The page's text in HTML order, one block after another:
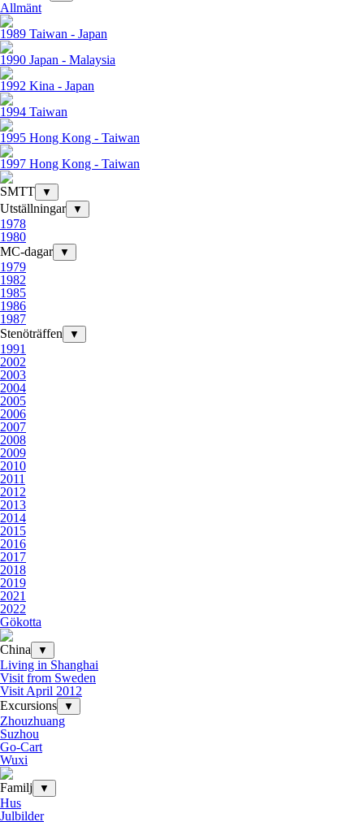
Allmänt
1989 Taiwan - Japan
1990 Japan - Malaysia
1992 Kina - Japan
1994 Taiwan
1995 Hong Kong - Taiwan
1997 Hong Kong - Taiwan
SMTT
▼
Utställningar ▼
1978
1980
MC-dagar
▼
1979
1982
1985
1986
1987
Stenöträffen
▼
1991
2002
2003
2004
2005
2006
2007
2008
2009
2010
2011
2012
2013
2014
2015
2016
2017
2018
2019
2021
2022
Gökotta
China
▼
Living in Shanghai
Visit from Sweden
Visit April 2012
Excursions
▼
Zhouzhuang
Suzhou
Go-Cart
Wuxi
Familj
▼
Hus
Julbilder